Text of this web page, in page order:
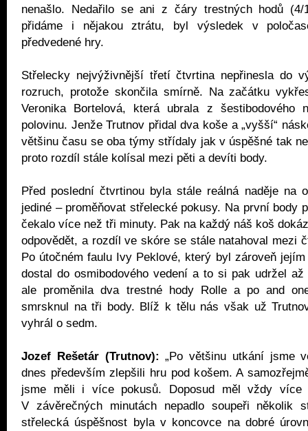
nenašlo. Nedařilo se ani z čáry trestných hodů
přidáme i nějakou ztrátu, byl výsledek v
předvedené hry.
Střelecky nejvýživnější třetí čtvrtina nepřinesla do
rozruch, protože skončila smírně. Na začátku
Veronika Bortelová, která ubrala z šestibodového
polovinu. Jenže Trutnov přidal dva koše a „vyšší“
většinu času se oba týmy střídaly jak v úspěšné tak
proto rozdíl stále kolísal mezi pěti a devíti body.
Před poslední čtvrtinou byla stále reálná naděje na
jediné – proměňovat střelecké pokusy. Na první body
čekalo více než tři minuty. Pak na každý náš koš
odpovědět, a rozdíl ve skóre se stále natahoval mezi
Po útočném faulu Ivy Peklové, který byl zároveň
dostal do osmibodového vedení a to si pak udržel až
ale proměnila dva trestné hody Rolle a po and
smrsknul na tři body. Blíž k tělu nás však už
vyhrál o sedm.
Jozef Rešetár (Trutnov): „Po většinu utkání jsme
dnes především zlepšili hru pod košem. A
jsme měli i více pokusů. Doposud měl vždy více
V závěrečných minutách nepadlo soupeři několik
střelecká úspěšnost byla v koncovce na dobré